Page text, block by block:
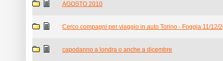
AGOSTO 2010
Cerco compagni per viaggio in auto Torino - Foggia 11/12/
capodanno a londra o anche a dicembre